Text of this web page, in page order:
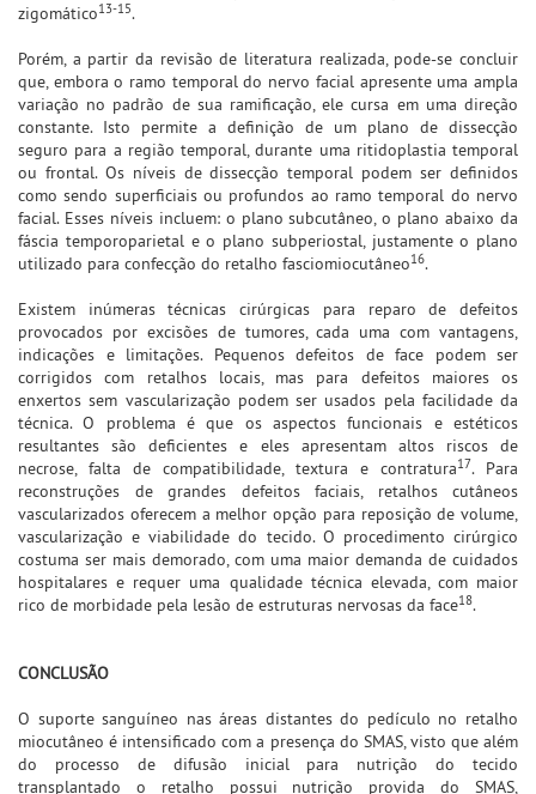
zigomático13-15.
Porém, a partir da revisão de literatura realizada, pode-se concluir
que, embora o ramo temporal do nervo facial apresente uma ampla
variação no padrão de sua ramificação, ele cursa em uma direção
constante. Isto permite a definição de um plano de dissecção
seguro para a região temporal, durante uma ritidoplastia temporal
ou frontal. Os níveis de dissecção temporal podem ser definidos
como sendo superficiais ou profundos ao ramo temporal do nervo
facial. Esses níveis incluem: o plano subcutâneo, o plano abaixo da
fáscia temporoparietal e o plano subperiostal, justamente o plano
utilizado para confecção do retalho fasciomiocutâneo16.
Existem inúmeras técnicas cirúrgicas para reparo de defeitos
provocados por excisões de tumores, cada uma com vantagens,
indicações e limitações. Pequenos defeitos de face podem ser
corrigidos com retalhos locais, mas para defeitos maiores os
enxertos sem vascularização podem ser usados pela facilidade da
técnica. O problema é que os aspectos funcionais e estéticos
resultantes são deficientes e eles apresentam altos riscos de
necrose, falta de compatibilidade, textura e contratura17. Para
reconstruções de grandes defeitos faciais, retalhos cutâneos
vascularizados oferecem a melhor opção para reposição de volume,
vascularização e viabilidade do tecido. O procedimento cirúrgico
costuma ser mais demorado, com uma maior demanda de cuidados
hospitalares e requer uma qualidade técnica elevada, com maior
rico de morbidade pela lesão de estruturas nervosas da face18.
CONCLUSÃO
O suporte sanguíneo nas áreas distantes do pedículo no retalho
miocutâneo é intensificado com a presença do SMAS, visto que além
do processo de difusão inicial para nutrição do tecido
transplantado o retalho possui nutrição provida do SMAS,